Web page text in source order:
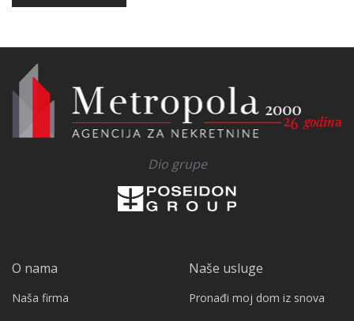
Dio grupe
O nama
Naša firma
Naše usluge
Pronađi moj dom iz snova